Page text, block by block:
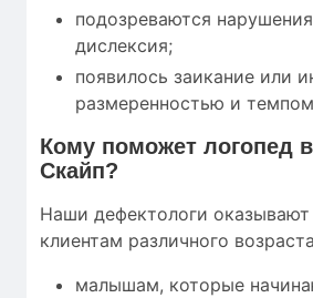
подозреваются
дислексия;
появилось заикание или
размеренностью и
Кому поможет логопед
Скайп?
Наши дефектологи оказывают
клиентам различного
малышам, которые